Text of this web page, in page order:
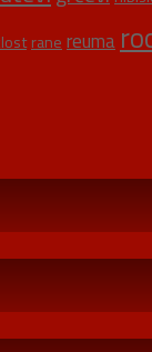
rane reuma